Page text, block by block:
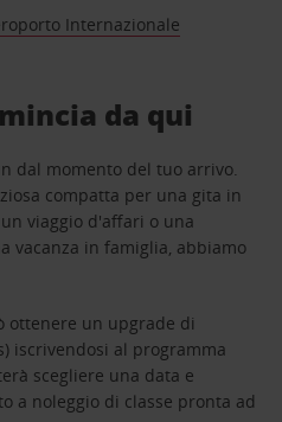
Internazionale
da qui
dal momento del tuo arrivo.
compatta per una gita in
viaggio d'affari o una
vacanza in famiglia, abbiamo
ottenere un upgrade di
iscrivendosi al programma
scegliere una data e
a noleggio di classe pronta ad